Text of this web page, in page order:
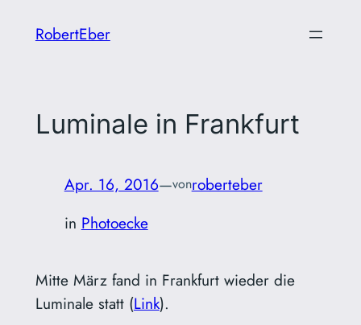
InhaltRobertEber
Luminale in Frankfurt
Apr. 16, 2016—vonroberteber
in Photoecke
Mitte März fand in Frankfurt wieder die
Luminale statt (Link).